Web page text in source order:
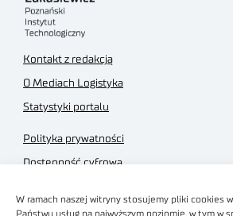
W ramach naszej witryny stosujemy pliki cookies
Państwu usług na najwyższym poziomie, w tym w
Kontakt z redakcją
O Mediach Logistyka
Statystyki portalu
Polityka prywatności
Dostępność cyfrowa
Regulamin sklepu